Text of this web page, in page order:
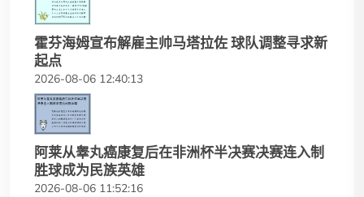
霍芬海姆宣布解雇主帅马塔拉佐 球队调整寻求新
起点
2026-08-06 12:40:13
阿莱从睾丸癌康复后在非洲杯半决赛决赛连入制
胜球成为民族英雄
2026-08-06 11:52:16